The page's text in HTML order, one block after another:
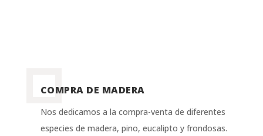
COMPRA DE MADERA
Nos dedicamos a la compra-venta de diferentes
especies de madera, pino, eucalipto y frondosas.